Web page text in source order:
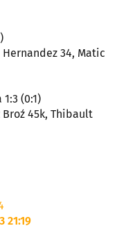
Hernandez 34, Matic
(0:1)
Broź 45k, Thibault
21:19